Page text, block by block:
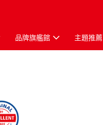
品牌旗艦館 主題推薦